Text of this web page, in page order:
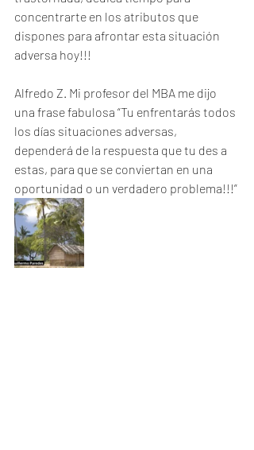
concentrarte en los atributos que
dispones para afrontar esta situación
adversa hoy!!!
Alfredo Z. Mi profesor del MBA me dijo
una frase fabulosa “Tu enfrentarás todos
los días situaciones adversas,
dependerá de la respuesta que tu des a
estas, para que se conviertan en una
oportunidad o un verdadero problema!!!”